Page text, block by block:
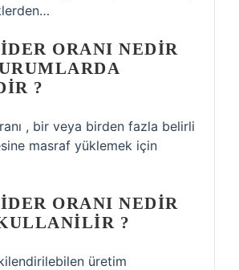
ORANI NEDIR
?
, bir veya birden fazla belirli
masraf yüklemek için
ORANI NEDIR
?
üretim